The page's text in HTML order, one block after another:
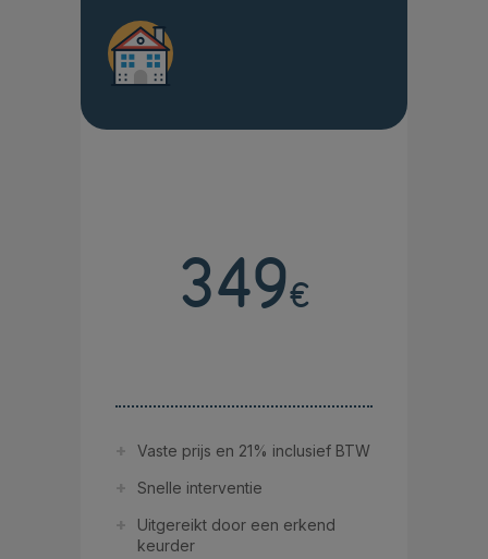
349€
Vaste prijs en 21% inclusief BTW
Snelle interventie
Uitgereikt door een erkend
keurder